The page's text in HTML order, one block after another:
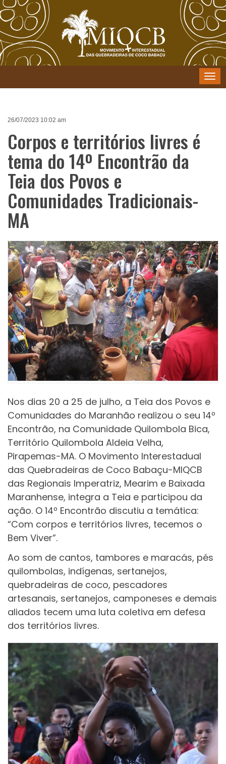
Menu
26/07/2023 10:02 am
Corpos e territórios livres é
tema do 14º Encontrão da
Teia dos Povos e
Comunidades Tradicionais-
MA
Nos dias 20 a 25 de julho, a Teia dos Povos e
Comunidades do Maranhão realizou o seu 14º
Encontrão, na Comunidade Quilombola Bica,
Território Quilombola Aldeia Velha,
Pirapemas-MA. O Movimento Interestadual
das Quebradeiras de Coco Babaçu-MIQCB
das Regionais Imperatriz, Mearim e Baixada
Maranhense, integra a Teia e participou da
ação. O 14º Encontrão discutiu a temática:
“Com corpos e territórios livres, tecemos o
Bem Viver”.
Ao som de cantos, tambores e maracás, pés
quilombolas, indígenas, sertanejos,
quebradeiras de coco, pescadores
artesanais, sertanejos, camponeses e demais
aliados tecem uma luta coletiva em defesa
dos territórios livres.